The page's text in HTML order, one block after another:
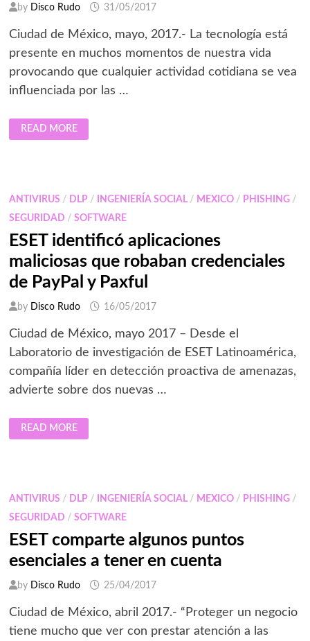
by Disco Rudo 31/05/2017
Ciudad de México, mayo, 2017.- La tecnología está
presente en muchos momentos de nuestra vida
provocando que cualquier actividad cotidiana se vea
influenciada por las …
SEXTING
ESET
RECOMENDACIONES
READ MORE
ANTIVIRUS / DLP/ INGENIERÍA SOCIAL/ MEXICO/ PHISHING/
SEGURIDAD / SOFTWARE
ESET identificó aplicaciones
maliciosas que robaban credenciales
de PayPal y Paxful
by Disco Rudo 16/05/2017
Ciudad de México, mayo 2017 – Desde el
Laboratorio de investigación de ESET Latinoamérica,
compañía líder en detección proactiva de amenazas,
advierte sobre dos nuevas …
ESET
IDENTIFICÓ
APLICACIONES
PAYPAL
PAXFUL
READ MORE
ANTIVIRUS / DLP/ INGENIERÍA SOCIAL/ MEXICO/ PHISHING/
SEGURIDAD / SOFTWARE
ESET comparte algunos puntos
esenciales a tener en cuenta
by Disco Rudo 25/04/2017
Ciudad de México, abril 2017.- “Proteger un negocio
tiene mucho que ver con prestar atención a las